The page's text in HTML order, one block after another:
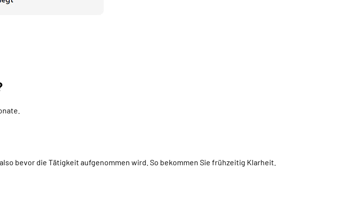
bevor die Tätigkeit aufgenommen wird. So bekommen Sie frühzeitig Klarheit.